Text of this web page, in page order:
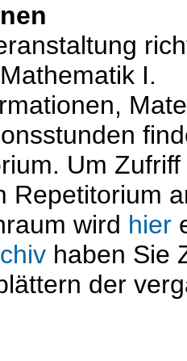
I.
Um
Repetitorium
wird hier
haben Sie
der